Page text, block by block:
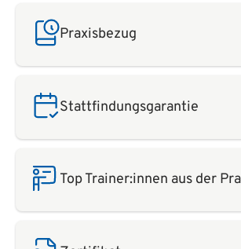
Praxisbezug
Stattfindungsgarantie
Top Trainer:innen aus der